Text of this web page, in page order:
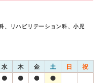
、リハビリテーション科、小児
水 木 金 土 日 祝